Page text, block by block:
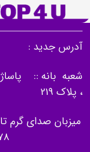
آدرس جدید :
شعبه بانه ::
، پلاک 219
میزبان صدای